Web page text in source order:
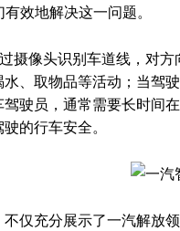
效地解决这一问题。
像头识别车道线，对方
、取物品等活动；当驾
驶员，通常需要长时间
的行车安全。
充分展示了一汽解放